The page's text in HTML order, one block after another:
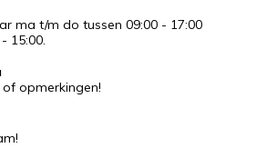
ma t/m do tussen 09:00 - 17:00
15:00.
opmerkingen!